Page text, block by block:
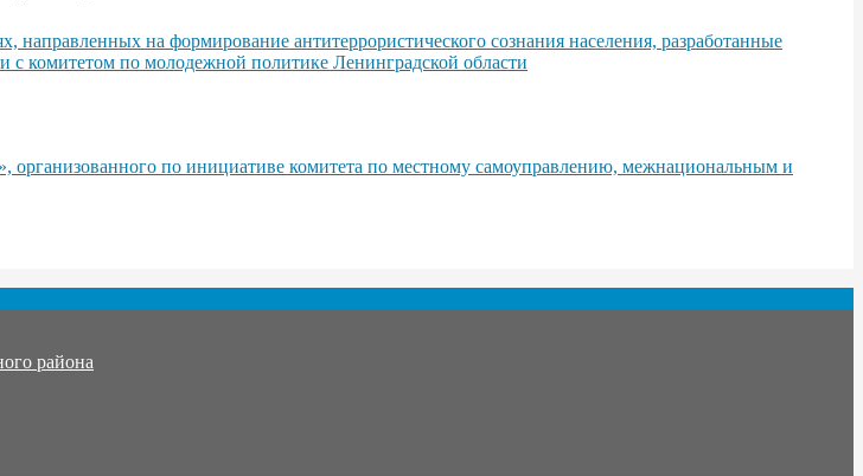
на формирование антитеррористического сознания населения, разработанные
с комитетом по молодежной политике Ленинградской области
организованного по инициативе комитета по местному самоуправлению, межнациональным и
района